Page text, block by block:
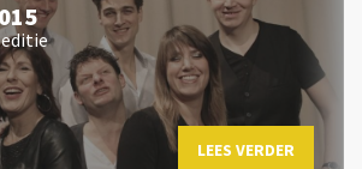
LEES VERDER